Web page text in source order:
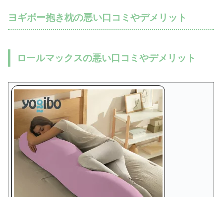
ヨギボー抱き枕の悪い口コミやデメリット
ロールマックスの悪い口コミやデメリット